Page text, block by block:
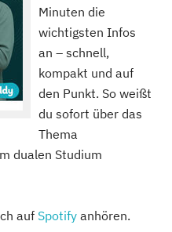
Minuten die
wichtigsten Infos
an – schnell,
kompakt und auf
den Punkt. So weißt
du sofort über das
Thema
dualen Studium
auf Spotify anhören.